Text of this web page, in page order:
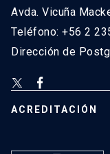
Avda. Vicuña
Teléfono: +56 2
Dirección de
ACREDITACIÓN